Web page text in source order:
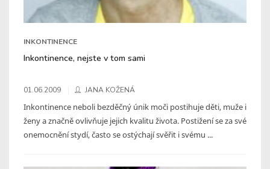
INKONTINENCE
Inkontinence, nejste v tom sami
01.06.2009 JANA KOŽENÁ
Inkontinence neboli bezděčný únik moči postihuje děti, muže i
ženy a značně ovlivňuje jejich kvalitu života. Postižení se za své
onemocnění stydí, často se ostýchají svěřit i svému ...